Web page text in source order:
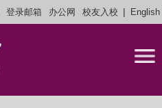
登录邮箱 办公网 校友入校 | English